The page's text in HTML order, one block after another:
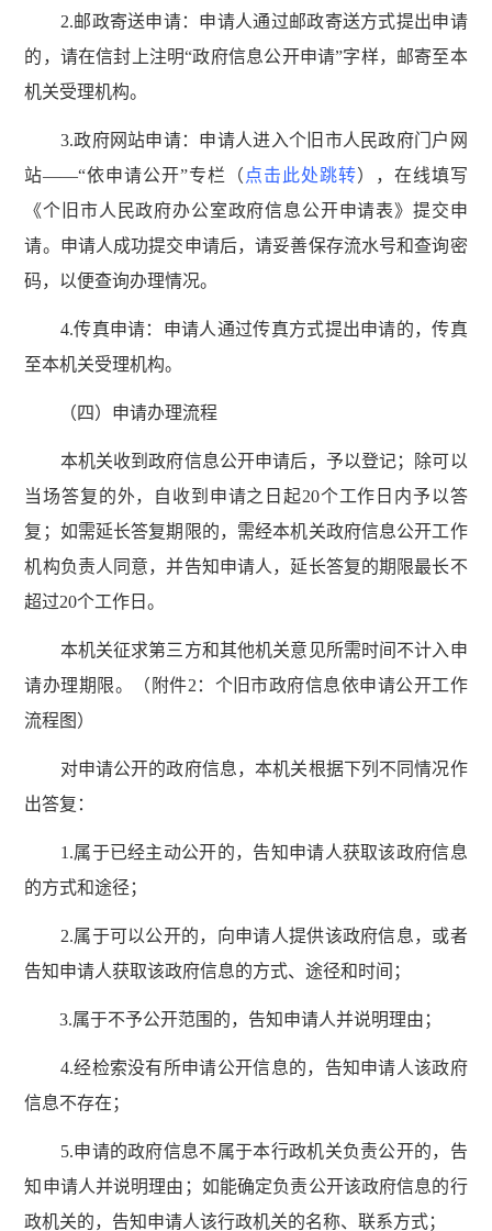
2.邮政寄送申请：申请人通过邮政寄送方式提出申请
的，请在信封上注明“政府信息公开申请”字样，邮寄至本
机关受理机构。
3.政府网站申请：申请人进入个旧市人民政府门户网
站——“依申请公开”专栏（ 点击此处跳转），在线填写
《个旧市人民政府办公室政府信息公开申请表》提交申
请。申请人成功提交申请后，请妥善保存流水号和查询密
码，以便查询办理情况。
4.传真申请：申请人通过传真方式提出申请的，传真
至本机关受理机构。
（四）申请办理流程
本机关收到政府信息公开申请后，予以登记；除可以
当场答复的外，自收到申请之日起20个工作日内予以答
复；如需延长答复期限的，需经本机关政府信息公开工作
机构负责人同意，并告知申请人，延长答复的期限最长不
超过20个工作日。
本机关征求第三方和其他机关意见所需时间不计入申
请办理期限。（附件2：个旧市政府信息依申请公开工作
流程图）
对申请公开的政府信息，本机关根据下列不同情况作
出答复：
1.属于已经主动公开的，告知申请人获取该政府信息
的方式和途径；
2.属于可以公开的，向申请人提供该政府信息，或者
告知申请人获取该政府信息的方式、途径和时间；
3.属于不予公开范围的，告知申请人并说明理由；
4.经检索没有所申请公开信息的，告知申请人该政府
信息不存在；
5.申请的政府信息不属于本行政机关负责公开的，告
知申请人并说明理由；如能确定负责公开该政府信息的行
政机关的，告知申请人该行政机关的名称、联系方式；